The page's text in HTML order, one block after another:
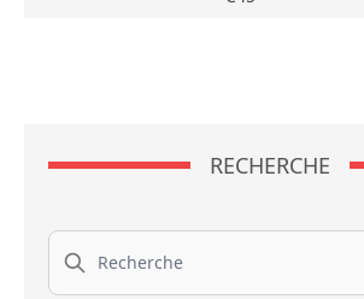
RECHERCHE
Recherche